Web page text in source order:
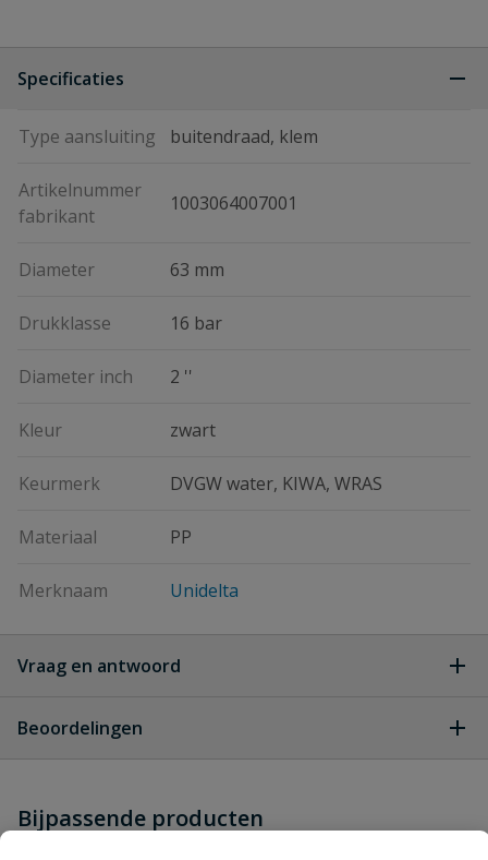
Specificaties
Type aansluiting buitendraad, klem
Artikelnummer
fabrikant
1003064007001
Diameter 63 mm
Drukklasse 16 bar
Diameter inch 2 ''
Kleur zwart
Keurmerk DVGW water, KIWA, WRAS
Materiaal PP
Merknaam Unidelta
Vraag en antwoord
dit product?
Beoordelingen
Schrijf zelf een beoordeling
Bijpassende producten